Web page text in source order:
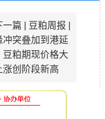
一篇 |
豆粕周报 |
冲突叠加到港延
豆粕期现价格大
涨创阶段新高